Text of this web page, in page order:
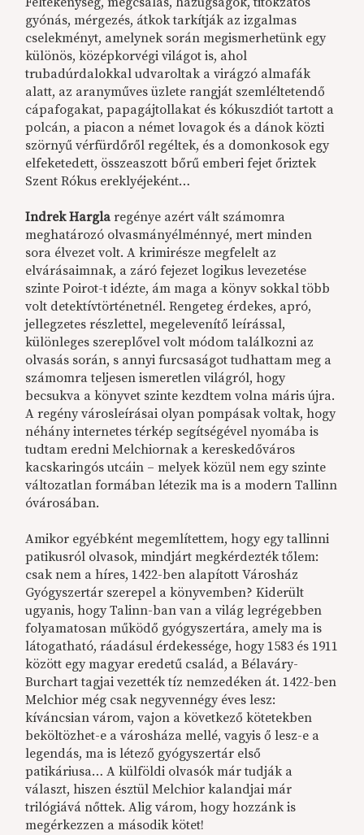
gyónás, mérgezés, átkok tarkítják az izgalmas
cselekményt, amelynek során megismerhetünk egy
különös, középkorvégi világot is, ahol
trubadúrdalokkal udvaroltak a virágzó almafák
alatt, az aranyműves üzlete rangját szemléltetendő
cápafogakat, papagájtollakat és kókuszdiót tartott a
polcán, a piacon a német lovagok és a dánok közti
szörnyű vérfürdőről regéltek, és a domonkosok egy
elfeketedett, összeaszott bőrű emberi fejet őriztek
Szent Rókus ereklyéjeként…
Indrek Hargla regénye azért vált számomra
meghatározó olvasmányélménnyé, mert minden
sora élvezet volt. A krimirésze megfelelt az
elvárásaimnak, a záró fejezet logikus levezetése
szinte Poirot-t idézte, ám maga a könyv sokkal több
volt detektívtörténetnél. Rengeteg érdekes, apró,
jellegzetes részlettel, megelevenítő leírással,
különleges szereplővel volt módom találkozni az
olvasás során, s annyi furcsaságot tudhattam meg a
számomra teljesen ismeretlen világról, hogy
becsukva a könyvet szinte kezdtem volna máris újra.
A regény városleírásai olyan pompásak voltak, hogy
néhány internetes térkép segítségével nyomába is
tudtam eredni Melchiornak a kereskedőváros
kacskaringós utcáin – melyek közül nem egy szinte
változatlan formában létezik ma is a modern Tallinn
óvárosában.
Amikor egyébként megemlítettem, hogy egy tallinni
patikusról olvasok, mindjárt megkérdezték tőlem:
csak nem a híres, 1422-ben alapított Városház
Gyógyszertár szerepel a könyvemben? Kiderült
ugyanis, hogy Talinn-ban van a világ legrégebben
folyamatosan működő gyógyszertára, amely ma is
látogatható, ráadásul érdekessége, hogy 1583 és 1911
között egy magyar eredetű család, a Bélaváry-
Burchart tagjai vezették tíz nemzedéken át. 1422-ben
Melchior még csak negyvennégy éves lesz:
kíváncsian várom, vajon a következő kötetekben
beköltözhet-e a városháza mellé, vagyis ő lesz-e a
legendás, ma is létező gyógyszertár első
patikáriusa… A külföldi olvasók már tudják a
választ, hiszen észtül Melchior kalandjai már
trilógiává nőttek. Alig várom, hogy hozzánk is
megérkezzen a második kötet!